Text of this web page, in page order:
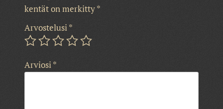
kentät on merkitty*
Arvostelusi*
Arviosi*